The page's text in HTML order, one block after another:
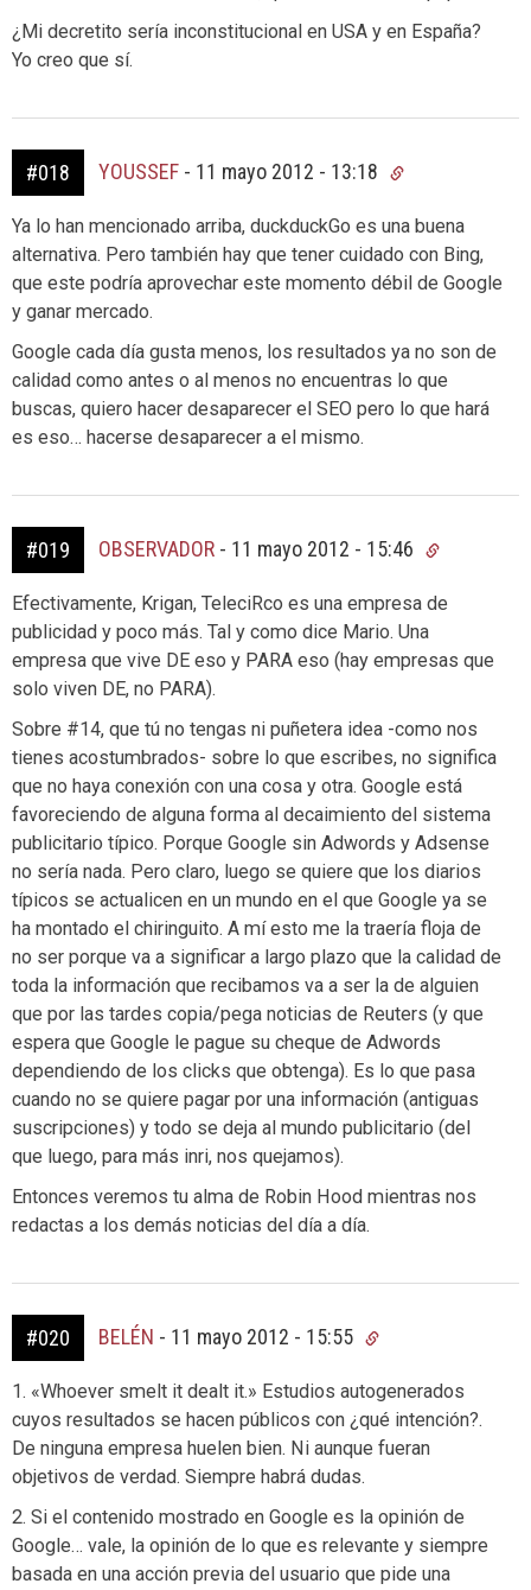
¿Mi decretito sería inconstitucional en USA y en España?
Yo creo que sí.
#018 YOUSSEF - 11 mayo 2012 - 13:18
Ya lo han mencionado arriba, duckduckGo es una buena
alternativa. Pero también hay que tener cuidado con Bing,
que este podría aprovechar este momento débil de Google
y ganar mercado.
Google cada día gusta menos, los resultados ya no son de
calidad como antes o al menos no encuentras lo que
buscas, quiero hacer desaparecer el SEO pero lo que hará
es eso… hacerse desaparecer a el mismo.
#019 OBSERVADOR - 11 mayo 2012 - 15:46
Efectivamente, Krigan, TeleciRco es una empresa de
publicidad y poco más. Tal y como dice Mario. Una
empresa que vive DE eso y PARA eso (hay empresas que
solo viven DE, no PARA).
Sobre #14, que tú no tengas ni puñetera idea -como nos
tienes acostumbrados- sobre lo que escribes, no significa
que no haya conexión con una cosa y otra. Google está
favoreciendo de alguna forma al decaimiento del sistema
publicitario típico. Porque Google sin Adwords y Adsense
no sería nada. Pero claro, luego se quiere que los diarios
típicos se actualicen en un mundo en el que Google ya se
ha montado el chiringuito. A mí esto me la traería floja de
no ser porque va a significar a largo plazo que la calidad de
toda la información que recibamos va a ser la de alguien
que por las tardes copia/pega noticias de Reuters (y que
espera que Google le pague su cheque de Adwords
dependiendo de los clicks que obtenga). Es lo que pasa
cuando no se quiere pagar por una información (antiguas
suscripciones) y todo se deja al mundo publicitario (del
que luego, para más inri, nos quejamos).
Entonces veremos tu alma de Robin Hood mientras nos
redactas a los demás noticias del día a día.
#020 BELÉN - 11 mayo 2012 - 15:55
1. «Whoever smelt it dealt it.» Estudios autogenerados
cuyos resultados se hacen públicos con ¿qué intención?.
De ninguna empresa huelen bien. Ni aunque fueran
objetivos de verdad. Siempre habrá dudas.
2. Si el contenido mostrado en Google es la opinión de
Google… vale, la opinión de lo que es relevante y siempre
basada en una acción previa del usuario que pide una